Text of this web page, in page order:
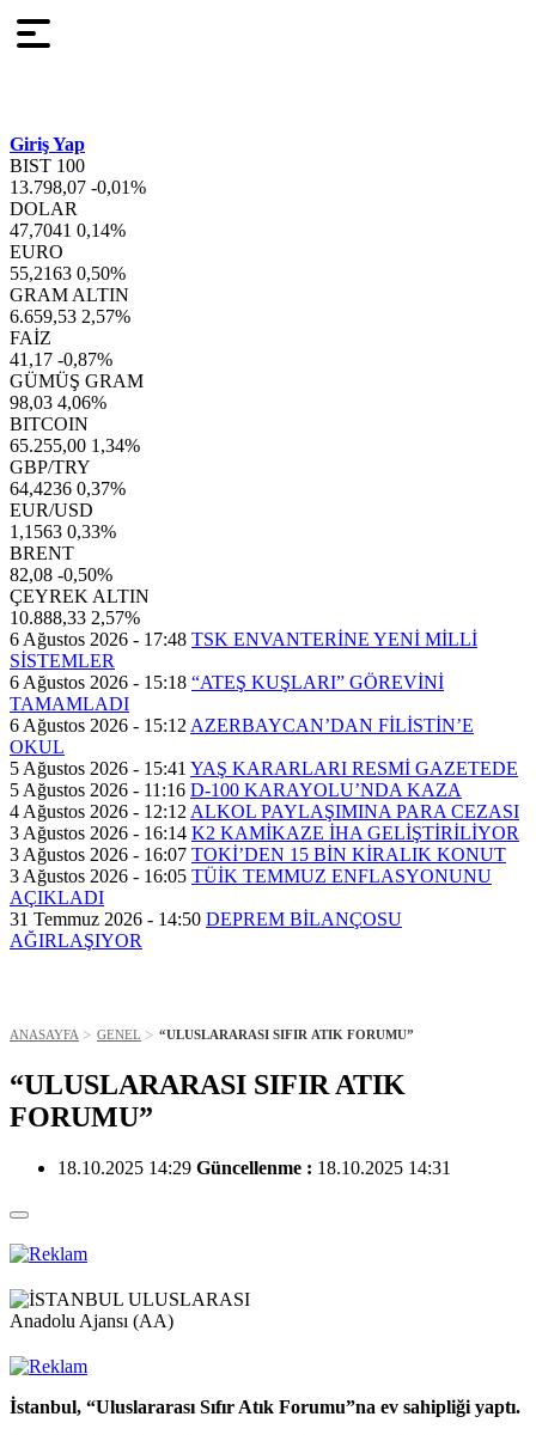
Giriş Yap
BIST 100
13.798,07 -0,01%
DOLAR
47,7041 0,14%
EURO
55,2163 0,50%
GRAM ALTIN
6.659,53 2,57%
FAİZ
41,17 -0,87%
GÜMÜŞ GRAM
98,03 4,06%
BITCOIN
65.255,00 1,34%
GBP/TRY
64,4236 0,37%
EUR/USD
1,1563 0,33%
BRENT
82,08 -0,50%
ÇEYREK ALTIN
10.888,33 2,57%
6 Ağustos 2026 - 17:48 TSK ENVANTERİNE YENİ MİLLİ
SİSTEMLER
6 Ağustos 2026 - 15:18 “ATEŞ KUŞLARI” GÖREVİNİ
TAMAMLADI
6 Ağustos 2026 - 15:12 AZERBAYCAN’DAN FİLİSTİN’E
OKUL
5 Ağustos 2026 - 15:41 YAŞ KARARLARI RESMİ GAZETEDE
5 Ağustos 2026 - 11:16 D-100 KARAYOLU’NDA KAZA
4 Ağustos 2026 - 12:12 ALKOL PAYLAŞIMINA PARA CEZASI
3 Ağustos 2026 - 16:14 K2 KAMİKAZE İHA GELİŞTİRİLİYOR
3 Ağustos 2026 - 16:07 TOKİ’DEN 15 BİN KİRALIK KONUT
3 Ağustos 2026 - 16:05 TÜİK TEMMUZ ENFLASYONUNU
AÇIKLADI
31 Temmuz 2026 - 14:50 DEPREM BİLANÇOSU
AĞIRLAŞIYOR
ANASAYFA GENEL “ULUSLARARASI SIFIR ATIK FORUMU”
“ULUSLARARASI SIFIR ATIK
FORUMU”
18.10.2025 14:29 Güncellenme : 18.10.2025 14:31
Anadolu Ajansı (AA)
İstanbul, “Uluslararası Sıfır Atık Forumu”na ev sahipliği yaptı.